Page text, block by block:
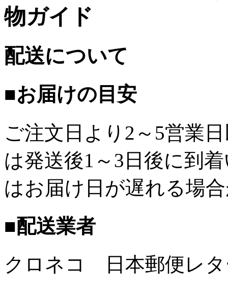
物ガイド
配送について
■お届けの目安
ご注文日より2～5営業
は発送後1～3日後に到
はお届け日が遅れる場
■配送業者
クロネコ 日本郵便レ